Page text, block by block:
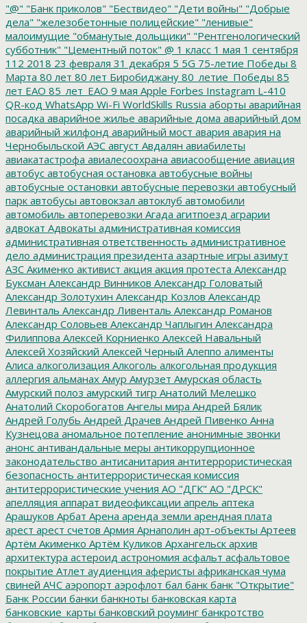
"@" "Банк приколов" "Бествидео" "Дети войны" "Добрые
дела" "железобетонные полицейские" "ленивые"
малоимущие "обманутые дольщики" "Рентгенологический
субботник" "Цементный поток" @ 1 класс 1 мая 1 сентября
112 2018 23 февраля 31 декабря 5 5G 75-летие Победы 8
Марта 80 лет 80 лет Биробиджану 80_летие_Победы 85
лет ЕАО 85_лет_ЕАО 9 мая Apple Forbes Instagram L-410
QR-код WhatsApp Wi-Fi WorldSkills Russia аборты аварийная
посадка аварийное жилье аварийные дома аварийный дом
аварийный жилфонд аварийный мост авария авария на
Чернобыльской АЭС август Авдалян авиабилеты
авиакатастрофа авиалесоохрана авиасообщение авиация
автобус автобусная остановка автобусные войны
автобусные остановки автобусные перевозки автобусный
парк автобусы автовокзал автоклуб автомобили
автомобиль автоперевозки Агада агитпоезд аграрии
адвокат Адвокаты административная комиссия
административная ответственность административное
дело администрация президента азартные игры азимут
АЗС Акименко активист акция акция протеста Александр
Буксман Александр Винников Александр Головатый
Александр Золотухин Александр Козлов Александр
Левинталь Александр Ливенталь Александр Романов
Александр Соловьев Александр Чаплыгин Александра
Филиппова Алексей Корниенко Алексей Навальный
Алексей Хозяйский Алексей Черный Алеппо алименты
Алиса алкоголизация Алкоголь алкогольная продукция
аллергия альманах Амур Амурзет Амурская область
Амурский полоз амурский тигр Анатолий Мелешко
Анатолий Скоробогатов Ангелы мира Андрей Бялик
Андрей Голубь Андрей Драчев Андрей Пивенко Анна
Кузнецова аномальное потепление анонимные звонки
анонс антивандальные меры антикоррупционное
законодательство антисанитария антитеррористическая
безопасность антитеррористическая комиссия
антитеррористические учения АО "ДГК" АО "ДРСК"
апелляция аппарат видеофиксации апрель аптека
Арашуков Арбат Арена аренда земли арендная плата
арест арест счетов Армия Арнаполин арт-объекты Артеев
Артём Акименко Артём Куликов Архангельск архив
архитектура астероид астрономия асфальт асфальтовое
покрытие Атлет аудиенция аферисты африканская чума
свиней АЧС аэропорт аэрофлот бал банк банк "Открытие"
Банк России банки банкноты банковская карта
банковские_карты банковский роуминг банкротство